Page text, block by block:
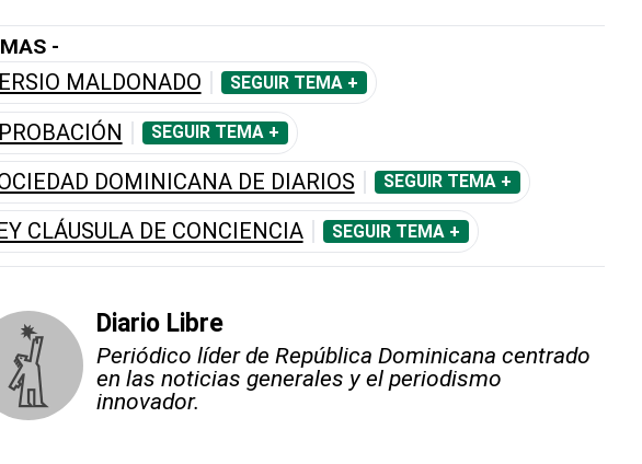
-
MALDONADO SEGUIR TEMA +
SEGUIR TEMA +
DOMINICANA DE DIARIOS SEGUIR TEMA +
CLÁUSULA DE CONCIENCIA SEGUIR TEMA +
Diario Libre
Periódico líder de República Dominicana centrado
en las noticias generales y el periodismo
innovador.